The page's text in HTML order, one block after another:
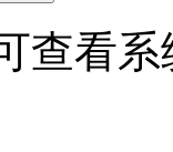
查看系